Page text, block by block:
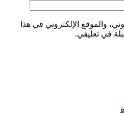
والموقع الإلكتروني في هذا
في تعليقي.